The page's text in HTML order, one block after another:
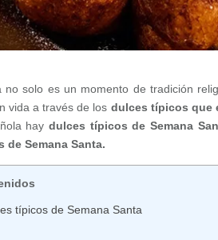
no solo es un momento de tradición
vida a través de los dulces típicos que
haydulces típicos de Semana
de Semana Santa.
típicos de Semana Santa